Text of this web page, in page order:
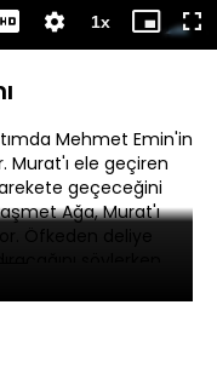
Süre
1xOynatma
Hızı
Mini
oynatıcı
Mehmet Emin'in
Murat'ı ele geçiren
geçeceğini
Ağa, Murat'ı
Öfkeden deliye
söylerken